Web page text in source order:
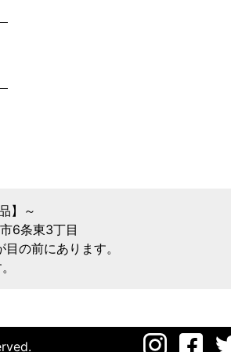
】～
6条東3丁目
の前にあります。